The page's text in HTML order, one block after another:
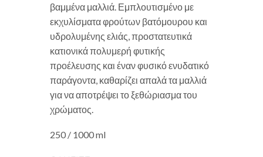
βαμμένα μαλλιά. Εμπλουτισμένο με
εκχυλίσματα φρούτων βατόμουρου και
υδρολυμένης ελιάς, προστατευτικά
κατιονικά πολυμερή φυτικής
προέλευσης και έναν φυσικό ενυδατικό
παράγοντα, καθαρίζει απαλά τα μαλλιά
για να αποτρέψει το ξεθώριασμα του
χρώματος.
250 / 1000 ml